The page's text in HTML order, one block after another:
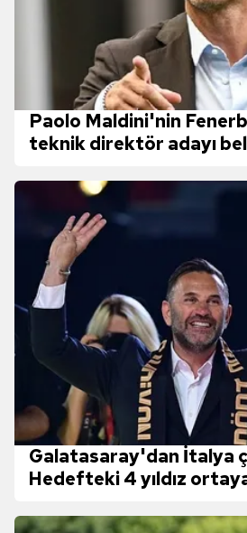
Paolo Maldini'nin
teknik direktör adayı
Galatasaray'dan İtalya
Hedefteki 4 yıldız